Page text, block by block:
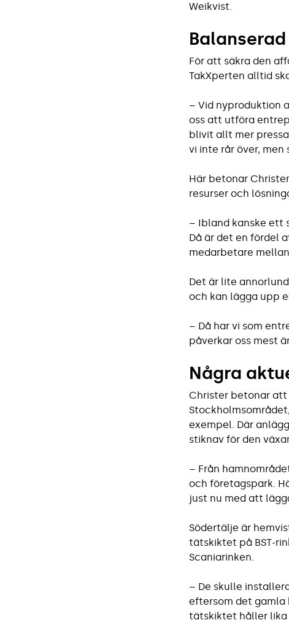
Weikvist.
För att säkra den
TakXperten alltid
– Vid nyproduktion
oss att utföra
blivit allt mer
vi inte rår över, men
Här betonar
resurser och
– Ibland kanske ett
Då är det en fördel
medarbetare
Det är lite
och kan lägga upp
– Då har vi som
påverkar oss mest
Några
Christer betonar att
exempel. Där
stiknav för den
– Från
och företagspark.
just nu med att
Södertälje är
tätskiktet på BST-
Scaniarinken.
– De skulle
eftersom det gamla
tätskiktet håller lika